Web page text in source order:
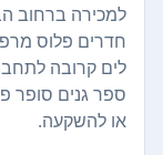
לים קרובה
ספר גנים סופר
או להשקעה.